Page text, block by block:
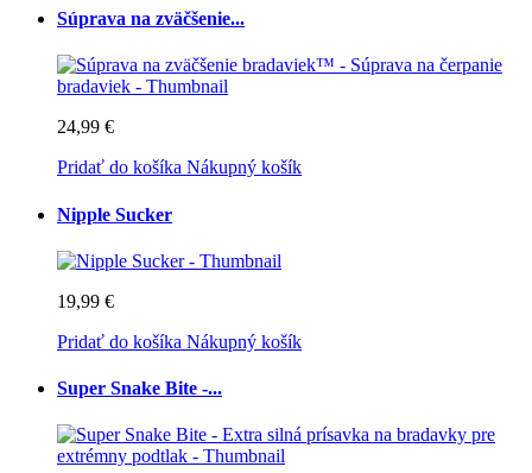
Súprava na zväčšenie...
24,99 €
Pridať do košíka Nákupný košík
Nipple Sucker
19,99 €
Pridať do košíka Nákupný košík
Super Snake Bite -...